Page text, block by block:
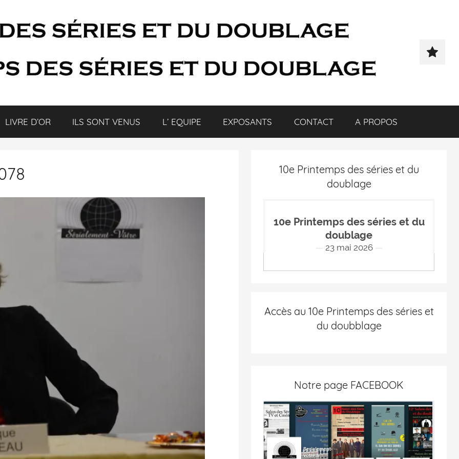
LIVRE D’OR ILS SONT VENUS L’ EQUIPE EXPOSANTS CONTACT A PROPOS
10e Printemps des séries et du
doublage
10e Printemps des séries et du
doublage
23 mai 2026
Accès au 10e Printemps des séries et
du doubblage
Notre page FACEBOOK